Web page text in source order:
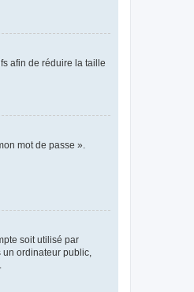
afin de réduire la taille
mot de passe ».
soit utilisé par
ordinateur public,